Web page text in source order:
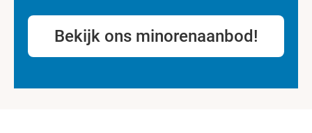
Bekijk ons minorenaanbod!